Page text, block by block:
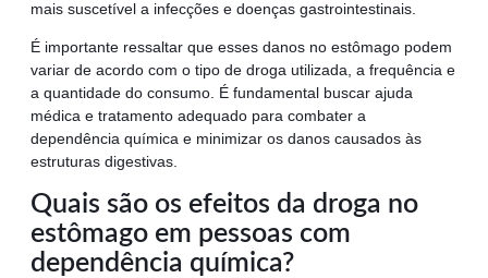
mais suscetível a infecções e doenças gastrointestinais.
É importante ressaltar que esses danos no estômago podem
variar de acordo com o tipo de droga utilizada, a frequência e
a quantidade do consumo. É fundamental buscar ajuda
médica e tratamento adequado para combater a
dependência química e minimizar os danos causados às
estruturas digestivas.
Quais são os efeitos da droga no
estômago em pessoas com
dependência química?